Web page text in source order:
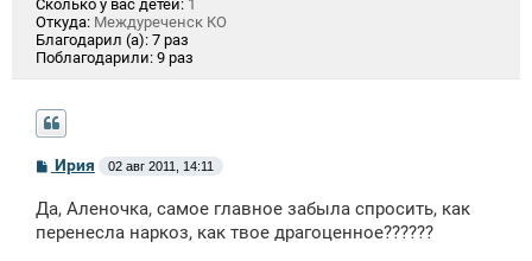
Сколько у вас детей: 1
Откуда: Междуреченск КО
Благодарил (а): 7 раз
Поблагодарили: 9 раз
С
о
б
щ
Ирия 02 авг 2011, 14:11
Да, Аленочка, самое главное забыла спросить, как
перенесла наркоз, как твое драгоценное??????